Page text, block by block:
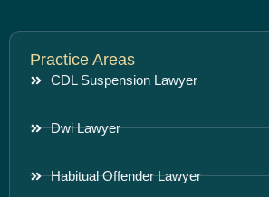
Practice Areas
CDL Suspension Lawyer
Dwi Lawyer
Habitual Offender Lawyer